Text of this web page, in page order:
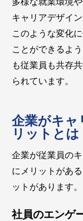
キャリアデザイ
このような変化
ことができるよ
も従業員も共存
られています。
企業がキャ
リットとは
企業が従業員の
にメリットがあ
ットがあります。
社員のエンゲ